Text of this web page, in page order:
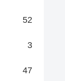
52
3
47